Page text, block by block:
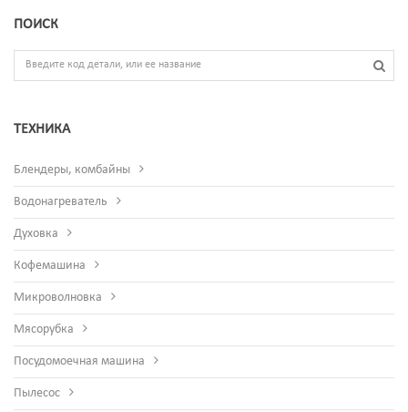
ПОИСК
ТЕХНИКА
Блендеры, комбайны
Водонагреватель
Духовка
Кофемашина
Микроволновка
Мясорубка
Посудомоечная машина
Пылесос